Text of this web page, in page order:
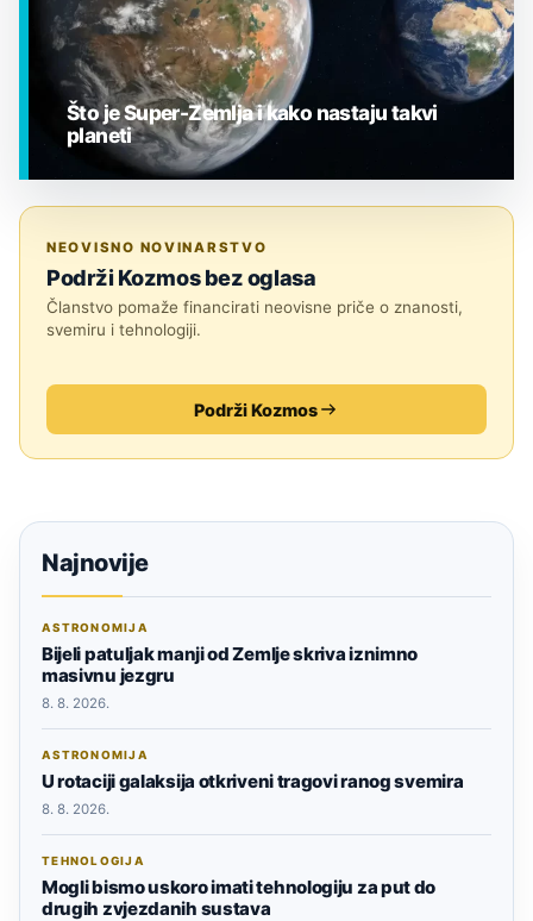
Što je Super-Zemlja i kako nastaju takvi
planeti
NEOVISNO NOVINARSTVO
Podrži Kozmos bez oglasa
Članstvo pomaže financirati neovisne priče o znanosti,
svemiru i tehnologiji.
Podrži Kozmos
Najnovije
ASTRONOMIJA
Bijeli patuljak manji od Zemlje skriva iznimno
masivnu jezgru
8. 8. 2026.
ASTRONOMIJA
U rotaciji galaksija otkriveni tragovi ranog svemira
8. 8. 2026.
TEHNOLOGIJA
Mogli bismo uskoro imati tehnologiju za put do
drugih zvjezdanih sustava